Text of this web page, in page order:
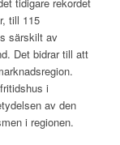
tidigare rekordet
till 115
särskilt av
Det bidrar till att
i
av den
i regionen.